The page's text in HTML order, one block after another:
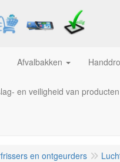
Afvalbakken
en veiligheid van producten
en ontgeurders